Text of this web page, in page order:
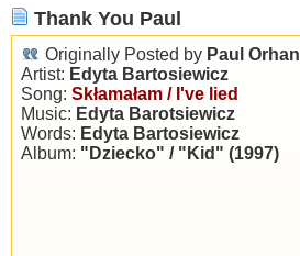
Thank You Paul
Originally Posted by Paul Orhan
Artist: Edyta Bartosiewicz
Song: Skłamałam / I've lied
Music: Edyta Barotsiewicz
Words: Edyta Bartosiewicz
Album: "Dziecko" / "Kid" (1997)